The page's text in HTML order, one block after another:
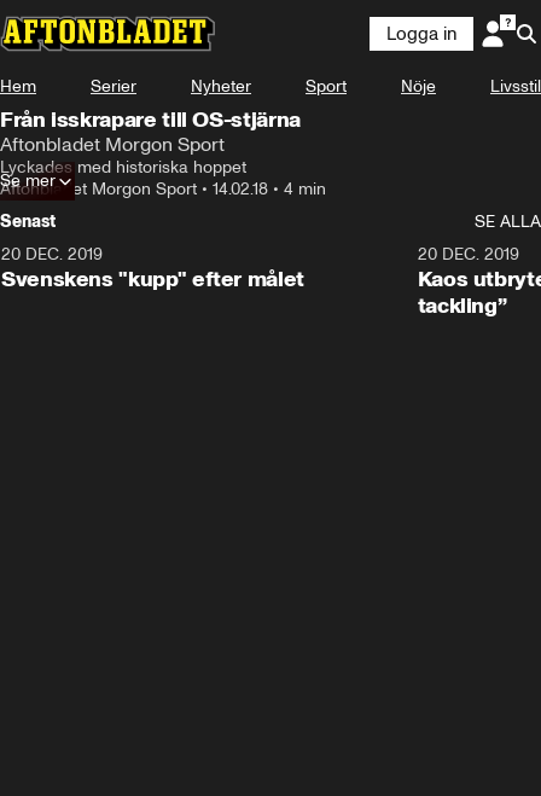
Logga in
Hem Serier Nyheter Sport Nöje Livsstil
Från isskrapare till OS-stjärna
Aftonbladet Morgon Sport
Lyckades med historiska hoppet
Aftonbladet Morgon Sport • 14.02.18 • 4 min
Se mer
Senast
SE ALLA
20 DEC. 2019
Svenskens "kupp" efter målet
20 DEC. 2019
Kaos
tackling”